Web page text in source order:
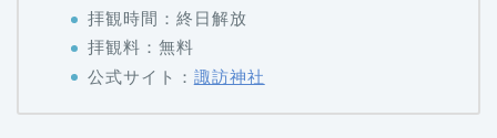
拝観時間：終日解放
拝観料：無料
公式サイト： 諏訪神社